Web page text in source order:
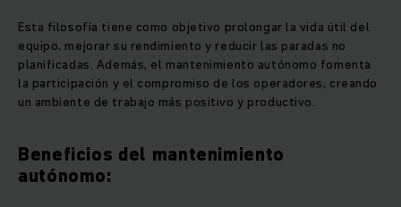
Esta filosofía tiene como objetivo prolongar la vida útil del
equipo, mejorar su rendimiento y reducir las paradas no
planificadas. Además, el mantenimiento autónomo fomenta
la participación y el compromiso de los operadores, creando
un ambiente de trabajo más positivo y productivo.
Beneficios del mantenimiento
autónomo: